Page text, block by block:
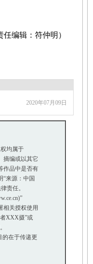
任编辑：符仲明）
2020年07月09日
均属于
摘编或以其它
作品中是否有
来源：中国
责任。
相关授权使用
XXX摄”或
的在于传递更